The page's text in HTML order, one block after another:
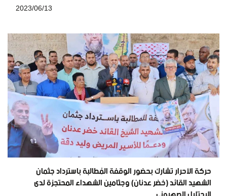
حركة الأحرار تشارك بحضور الوقفة المُطالبة باسترداد جثمان
الشهيد القائد (خضر عدنان) وجثامين الشهداء المحتجزة لدى